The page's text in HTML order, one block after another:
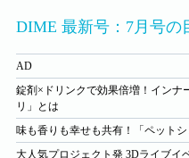
DIME 最新号：7月号の
AD
錠剤×ドリンクで効果倍増！インナ
リ」とは
味も香りも幸せも共有！「ペット
大人気プロジェクト発 3Dライブイ